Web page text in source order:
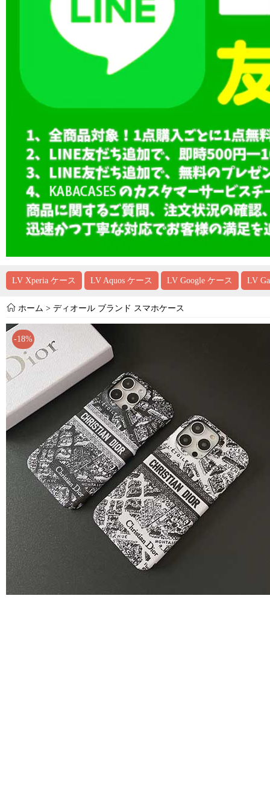
LV Xperia ケース LV Aquos ケース LV Google ケース LV
ホーム > ディオール ブランド スマホケース
-18%